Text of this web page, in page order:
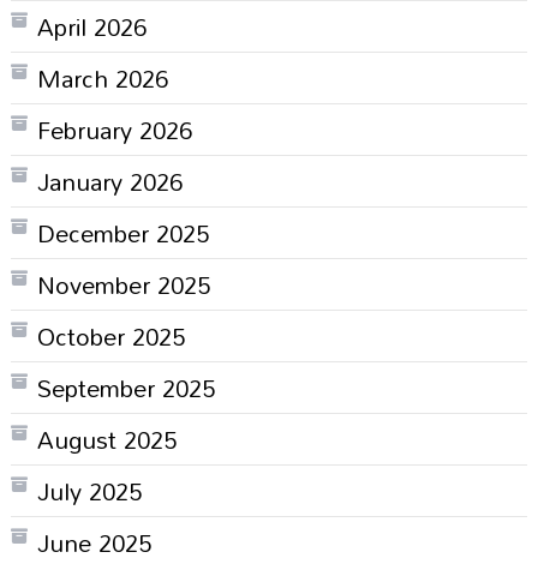
April 2026
March 2026
February 2026
January 2026
December 2025
November 2025
October 2025
September 2025
August 2025
July 2025
June 2025